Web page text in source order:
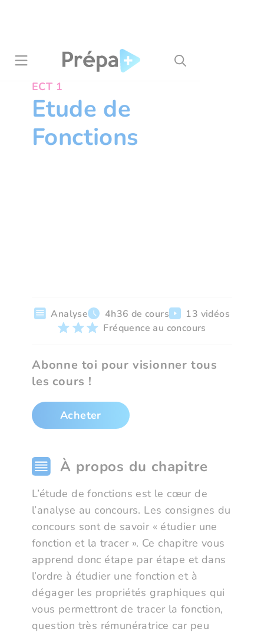
ECT 1
Etude de
Fonctions
Analyse 4h36 de cours
13 vidéos
Fréquence au concours
Abonne toi pour visionner tous
les cours !
Acheter
À propos du chapitre
L’étude de fonctions est le cœur de
l’analyse au concours. Les consignes du
concours sont de savoir « étudier une
fonction et la tracer ». Ce chapitre vous
apprend donc étape par étape et dans
l’ordre à étudier une fonction et à
dégager les propriétés graphiques qui
vous permettront de tracer la fonction,
question très rémunératrice car peu